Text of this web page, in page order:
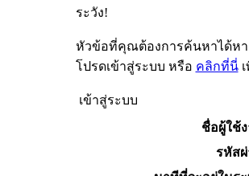
ระวัง!
หัวข้อที่คุณต้องการค้นหาได้ห
โปรดเข้าสู่ระบบ หรือ คลิกที่นี่เ
เข้าสู่ระบบ
ชื่อผู้ใช้
รหัส